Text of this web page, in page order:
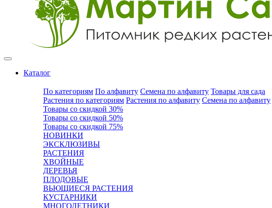
Каталог
По категориям По алфавиту Семена по алфавиту Товары для сада
Растения по категориям Растения по алфавиту Семена по алфавиту
Товары со скидкой 30%
Товары со скидкой 50%
Товары со скидкой 75%
НОВИНКИ
ЭКСКЛЮЗИВЫ
РАСТЕНИЯ
ХВОЙНЫЕ
ДЕРЕВЬЯ
ПЛОДОВЫЕ
ВЬЮЩИЕСЯ РАСТЕНИЯ
КУСТАРНИКИ
МНОГОЛЕТНИКИ